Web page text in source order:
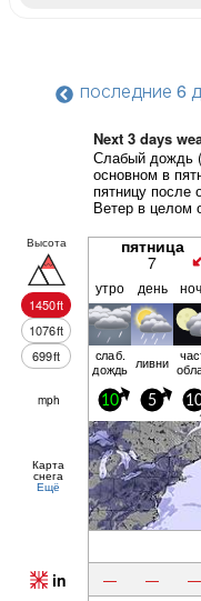
последние 6
Next 3 days
Слабый дождь
основном в
пятницу после
Ветер в целом
Высота
1450ft
1076ft
699ft
пятница
7
утро день
слаб.
дождь ливни
mph 10 5
Карта
снега
Ещё
in — — —